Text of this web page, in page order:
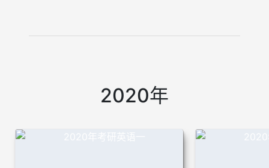
2020年